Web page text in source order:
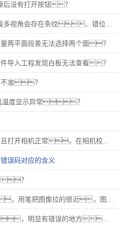
后没有打开按钮？
2.9. 在渲染软件查看多视角会存在条纹、错位、明暗变化等异常？
两平面段差无法选择两个面？
导入工程发现白板无法查看？
不准？
温度显示异常？
2.15. 软件运行正常且打开相机正常，在相机校准拍摄时，提示“拍摄失败”，错 误码“14”
误码对应的含义
？
2.18. 3D 快闪功能，用笔把图像拉的很近，图像会消失(跳出美女污视频)无法在拖拉回 来；
2.19. 深度图会失真，明显有错误的地方，在多视角、基准视角、多重聚焦，明显 有本不属于样品的结果？